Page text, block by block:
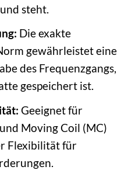
steht.
Die exakte
gewährleistet eine
des Frequenzgangs,
gespeichert ist.
Geeignet für
Moving Coil (MC)
Flexibilität für